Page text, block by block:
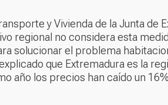
y Vivienda de la Junta de
regional no considera esta
solucionar el problema
que Extremadura es la
año los precios han caído un